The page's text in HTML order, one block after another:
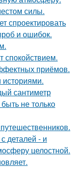
силы.
спроектировать
и ошибок.
спокойствием.
приёмов.
сантиметр
не только
деталей - и
целостной.